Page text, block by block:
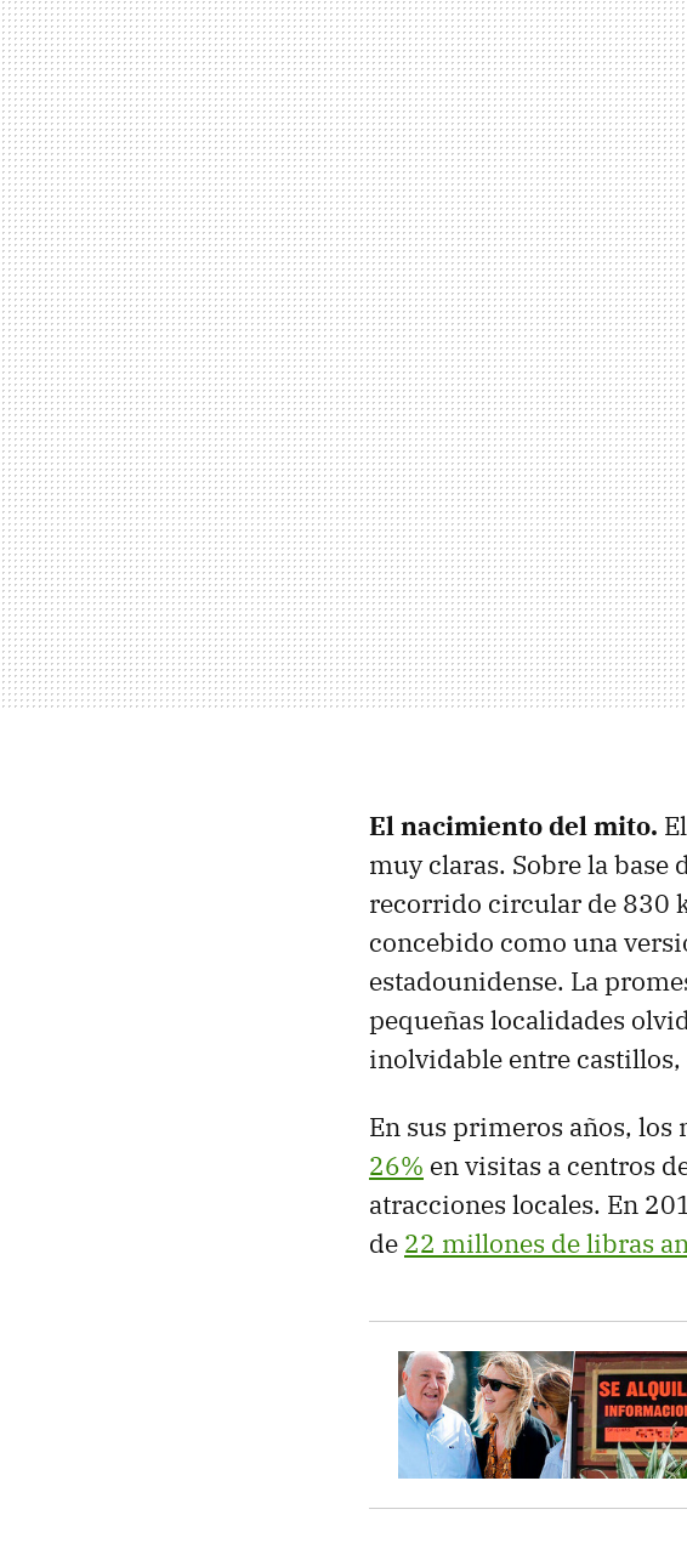
El nacimiento del mito. El
muy claras. Sobre la base
recorrido circular de 830
concebido como una
estadounidense. La
pequeñas localidades
inolvidable entre castillos,
En sus primeros años,
26% en visitas a centros
atracciones locales. En
de 22 millones de libras